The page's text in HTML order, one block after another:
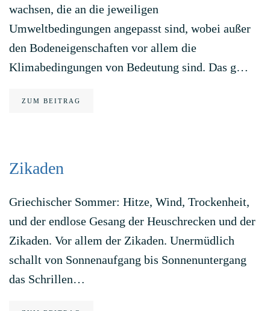
wachsen, die an die jeweiligen
Umweltbedingungen angepasst sind, wobei außer
den Bodeneigenschaften vor allem die
Klimabedingungen von Bedeutung sind. Das g…
ZUM BEITRAG
Zikaden
Griechischer Sommer: Hitze, Wind, Trockenheit,
und der endlose Gesang der Heuschrecken und der
Zikaden. Vor allem der Zikaden. Unermüdlich
schallt von Sonnenaufgang bis Sonnenuntergang
das Schrillen…